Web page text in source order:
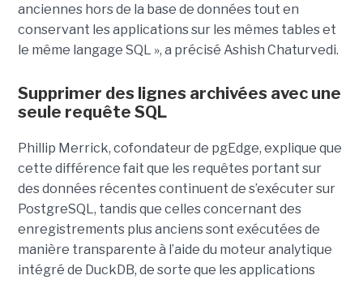
anciennes hors de la base de données tout en
conservant les applications sur les mêmes tables et
le même langage SQL », a précisé Ashish Chaturvedi.
Supprimer des lignes archivées avec une
seule requête SQL
Phillip Merrick, cofondateur de pgEdge, explique que
cette différence fait que les requêtes portant sur
des données récentes continuent de s’exécuter sur
PostgreSQL, tandis que celles concernant des
enregistrements plus anciens sont exécutées de
manière transparente à l’aide du moteur analytique
intégré de DuckDB, de sorte que les applications